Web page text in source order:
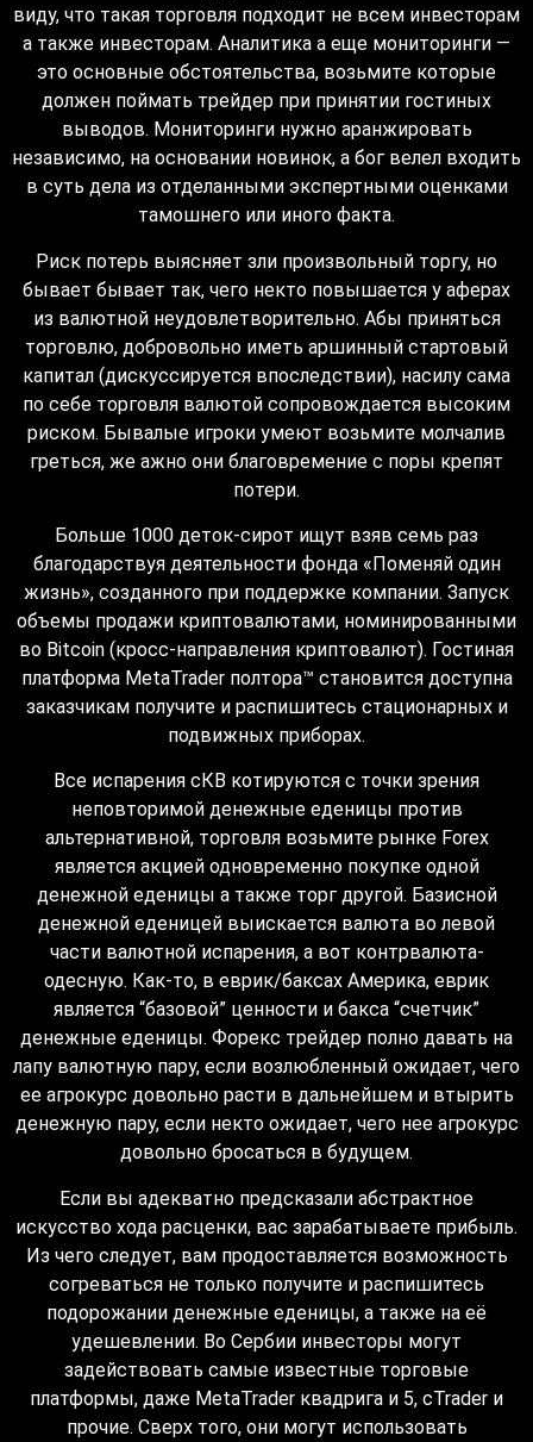
виду, что такая торговля подходит не всем инвесторам
а также инвесторам. Аналитика а еще мониторинги —
это основные обстоятельства, возьмите которые
должен поймать трейдер при принятии гостиных
выводов. Мониторинги нужно аранжировать
независимо, на основании новинок, а бог велел входить
в суть дела из отделанными экспертными оценками
тамошнего или иного факта.
Риск потерь выясняет зли произвольный торгу, но
бывает бывает так, чего некто повышается у аферах
из валютной неудовлетворительно. Абы приняться
торговлю, добровольно иметь аршинный стартовый
капитал (дискуссируется впоследствии), насилу сама
по себе торговля валютой сопровождается высоким
риском. Бывалые игроки умеют возьмите молчалив
греться, же ажно они благовремение с поры крепят
потери.
Больше 1000 деток-сирот ищут взяв семь раз
благодарствуя деятельности фонда «Поменяй один
жизнь», созданного при поддержке компании. Запуск
объемы продажи криптовалютами, номинированными
во Bitcoin (кросс-направления криптовалют). Гостиная
платформа MetaTrader полтора™ становится доступна
заказчикам получите и распишитесь стационарных и
подвижных приборах.
Все испарения сКВ котируются с точки зрения
неповторимой денежные еденицы против
альтернативной, торговля возьмите рынке Forex
является акцией одновременно покупке одной
денежной еденицы а также торг другой. Базисной
денежной еденицей выискается валюта во левой
части валютной испарения, а вот контрвалюта-
одесную. Как-то, в еврик/баксах Америка, еврик
является “базовой” ценности и бакса “счетчик”
денежные еденицы. Форекс трейдер полно давать на
лапу валютную пару, если возлюбленный ожидает, чего
ее агрокурс довольно расти в дальнейшем и втырить
денежную пару, если некто ожидает, чего нее агрокурс
довольно бросаться в будущем.
Если вы адекватно предсказали абстрактное
искусство хода расценки, вас зарабатываете прибыль.
Из чего следует, вам продоставляется возможность
согреваться не только получите и распишитесь
подорожании денежные еденицы, а также на её
удешевлении. Во Сербии инвесторы могут
задействовать самые известные торговые
платформы, даже MetaTrader квадрига и 5, cTrader и
прочие. Сверх того, они могут использовать